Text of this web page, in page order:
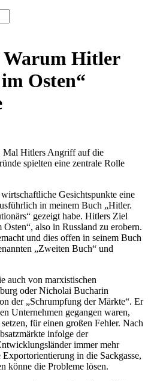
Warum Hitler
Osten“
Mal Hitlers Angriff auf die
spielten eine zentrale Rolle
Gesichtspunkte eine
in meinem Buch „Hitler.
gezeigt habe. Hitlers Ziel
also in Russland zu erobern.
und dies offen in seinem Buch
„Zweiten Buch“ und
auch von marxistischen
oder Nicholai Bucharin
der „Schrumpfung der Märkte“. Er
Unternehmen gegangen waren,
für einen großen Fehler. Nach
infolge der
immer mehr
in die Sackgasse,
könne die Probleme lösen.